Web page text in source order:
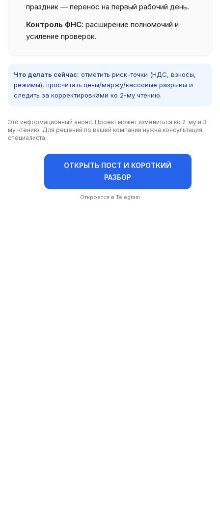
праздник — перенос на первый рабочий день.
Контроль ФНС: расширение полномочий и
усиление проверок.
Что делать сейчас: отметить риск-точки (НДС, взносы,
режимы), просчитать цены/маржу/кассовые разрывы и
следить за корректировками ко 2-му чтению.
Это информационный анонс. Проект может измениться ко 2-му и 3-
му чтению. Для решений по вашей компании нужна консультация
специалиста.
ОТКРЫТЬ ПОСТ И КОРОТКИЙ
РАЗБОР
Откроется в Telegram